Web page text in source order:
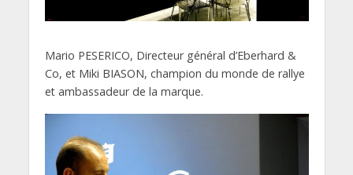
Mario PESERICO, Directeur général d’Eberhard &
Co, et Miki BIASON, champion du monde de rallye
et ambassadeur de la marque.